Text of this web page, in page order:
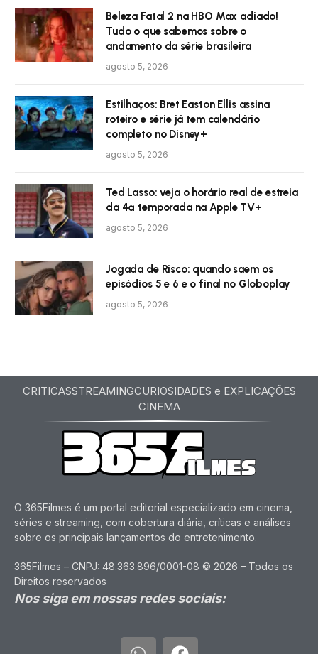
Beleza Fatal 2 na HBO Max adiado!
Tudo o que sabemos sobre o
andamento da série brasileira
agosto 5, 2026
Estilhaços: Bret Easton Ellis assina
roteiro e série já tem calendário
completo no Disney+
agosto 5, 2026
Ted Lasso: veja o horário real de estreia
da 4ª temporada na Apple TV+
agosto 5, 2026
Jogada de Risco: quando saem os
episódios 5 e 6 e o final no Globoplay
agosto 5, 2026
CRITICASSTREAMINGCURIOSIDADES e EXPLICAÇÕES
CINEMA
O 365Filmes é um portal editorial especializado em cinema,
séries e streaming, com cobertura diária, críticas e análises
sobre os principais lançamentos do entretenimento.
365Filmes – CNPJ: 48.363.896/0001-08 © 2026 – Todos os
Direitos reservados
Nos siga em nossas redes sociais: